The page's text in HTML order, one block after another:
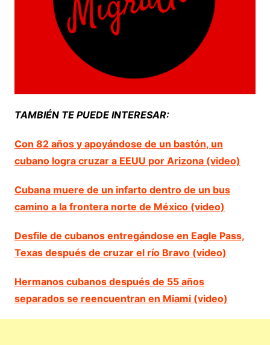
TAMBIÉN TE PUEDE INTERESAR:
Con 82 años y apoyándose de un bastón, un
cubano logra cruzar a EEUU por Arizona (video)
Cubana muere de un infarto dentro de un bus
camino a la frontera norte de México (video)
Desfile de cubanos entregándose en Eagle Pass,
Texas después de cruzar el río Bravo (video)
Hermanos cubanos después de 55 años
separados se reencuentran en Miami (video)